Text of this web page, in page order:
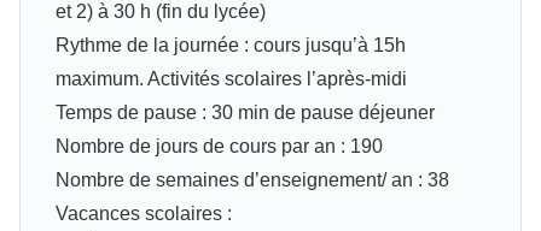
et 2) à 30 h (fin du lycée)
Rythme de la journée : cours jusqu’à 15h
maximum. Activités scolaires l’après‐midi
Temps de pause : 30 min de pause déjeuner
Nombre de jours de cours par an : 190
Nombre de semaines d’enseignement/ an : 38
Vacances scolaires :